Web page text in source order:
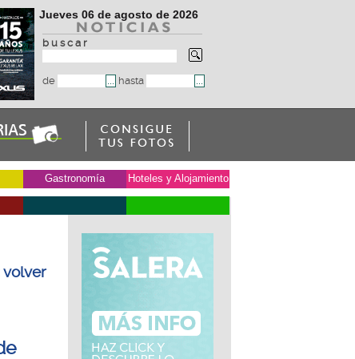
Jueves 06 de agosto de 2026
b u s c a r
de hasta
Gastronomía Hoteles y Alojamiento
volver